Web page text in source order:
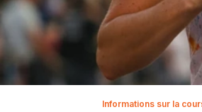
Informations sur la